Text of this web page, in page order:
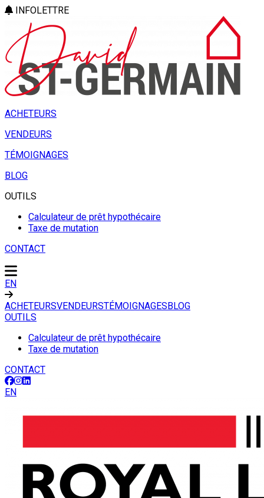
INFOLETTRE
ACHETEURS
VENDEURS
TÉMOIGNAGES
BLOG
OUTILS
Calculateur de prêt hypothécaire
Taxe de mutation
CONTACT
EN
ACHETEURSVENDEURSTÉMOIGNAGESBLOG
OUTILS
Calculateur de prêt hypothécaire
Taxe de mutation
CONTACT
EN